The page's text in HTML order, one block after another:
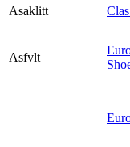
Asaklitt
Asfvlt